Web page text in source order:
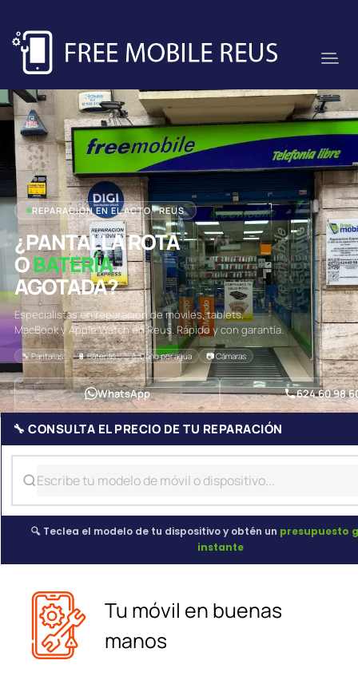
REPARACIÓN EN EL ACTO · REUS
¿PANTALLA ROTA
OBATERÍA
AGOTADA?
Especialistas en reparación de móviles, tablets,
MacBook y Apple Watch en Reus. Rápido y con garantía.
🔧 Pantallas 🔋 Baterías 💧 Daño por agua 📷 Cámaras
WhatsApp 624 60 98
🔧 CONSULTA EL PRECIO DE TU REPARACIÓN
🔍 Teclea el modelo de tu dispositivo y obtén un presupuesto
instante
Tu móvil en buenas
manos